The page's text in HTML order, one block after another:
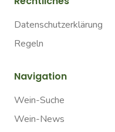
Datenschutzerklärung
Regeln
Navigation
Wein-Suche
Wein-News